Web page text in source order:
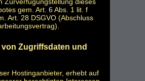
gem. Art. 6 Abs. 1 lit. f
Art. 28 DSGVO (Abschluss
von Zugriffsdaten und
Hostinganbieter, erhebt auf